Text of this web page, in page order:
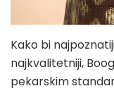
Kako bi
najkvalitetniji,
pekarskim